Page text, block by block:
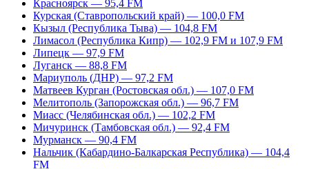
Красноярск — 95,4 FM
Курская (Ставропольский край) — 100,0 FM
Кызыл (Республика Тыва) — 104,8 FM
Лимасол (Республика Кипр) — 102,9 FM и 107,9 FM
Липецк — 97,9 FM
Луганск — 88,8 FM
Мариуполь (ДНР) — 97,2 FM
Матвеев Курган (Ростовская обл.) — 107,0 FM
Мелитополь (Запорожская обл.) — 96,7 FM
Миасс (Челябинская обл.) — 102,2 FM
Мичуринск (Тамбовская обл.) — 92,4 FM
Мурманск — 90,4 FM
Нальчик (Кабардино-Балкарская Республика) — 104,4
FM